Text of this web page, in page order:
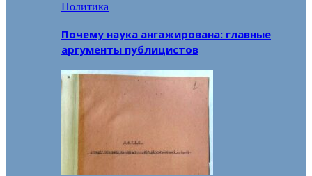
Политика
Почему наука ангажирована: главные
аргументы публицистов